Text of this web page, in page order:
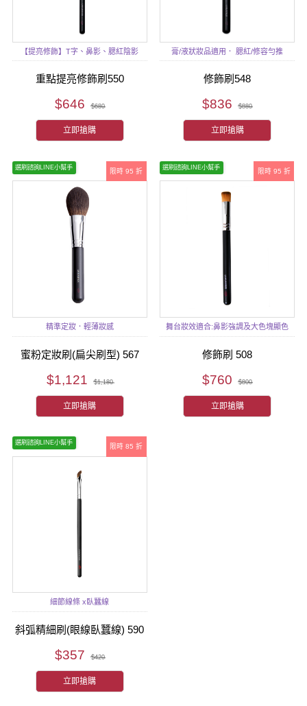
【提亮修飾】T字、鼻影、腮紅陰影
重點提亮修飾刷550
$646 $680
立即搶購
膏/液狀妝品適用． 腮紅/修容勻推
修飾刷548
$836 $880
立即搶購
限時 95 折
選刷諮詢LINE小幫手
精準定妝．輕薄妝感
蜜粉定妝刷(扁尖刷型) 567
$1,121 $1,180
立即搶購
限時 95 折
選刷諮詢LINE小幫手
舞台妝效適合:鼻影強調及大色塊顯色
修飾刷 508
$760 $800
立即搶購
限時 85 折
選刷諮詢LINE小幫手
細節線條 x臥蠶線
斜弧精細刷(眼線臥蠶線) 590
$357 $420
立即搶購